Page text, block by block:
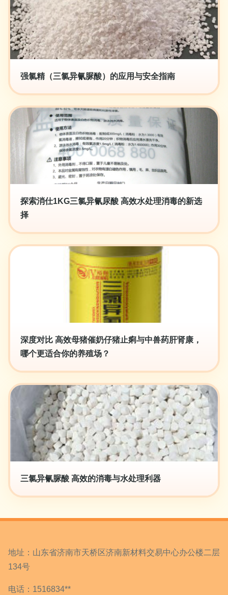
强氯精（三氯异氰脲酸）的应用与安全指南
探索消仕1KG三氯异氰尿酸 高效水处理消毒的新选
择
深度对比 高效母猪催奶仔猪止痢与中兽药肝肾康，
哪个更适合你的养殖场？
三氯异氰脲酸 高效的消毒与水处理利器
地址：山东省济南市天桥区济南新材料交易中心办公楼二层
134号
电话：1516834**